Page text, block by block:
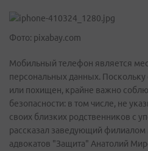
Фото: pixabay.com
Мобильный телефон является
персональных данных.
или похищен, крайне важно
безопасности: в том числе, не
своих близких родственников с
рассказал заведующий филиалом
адвокатов "Защита" Анатолий